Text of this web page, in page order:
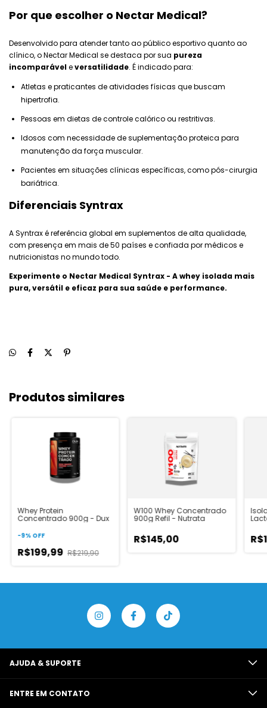
Por que escolher o Nectar Medical?
Desenvolvido para atender tanto ao público esportivo quanto ao
clínico, o Nectar Medical se destaca por sua pureza
incomparáveleversatilidade. É indicado para:
Atletas e praticantes de atividades físicas que buscam
hipertrofia.
Pessoas em dietas de controle calórico ou restritivas.
Idosos com necessidade de suplementação proteica para
manutenção da força muscular.
Pacientes em situações clínicas específicas, como pós-cirurgia
bariátrica.
Diferenciais Syntrax
A Syntrax é referência global em suplementos de alta qualidade,
com presença em mais de 50 países e confiada por médicos e
nutricionistas no mundo todo.
Experimente o Nectar Medical Syntrax - A whey isolada mais
pura, versátil e eficaz para sua saúde e performance.
Produtos similares
Whey Protein
Concentrado 900g - Dux
-9% OFF
R$199,99 R$219,90
W100 Whey Concentrado
900g Refil - Nutrata
R$145,00
AJUDA & SUPORTE
ENTRE EM CONTATO